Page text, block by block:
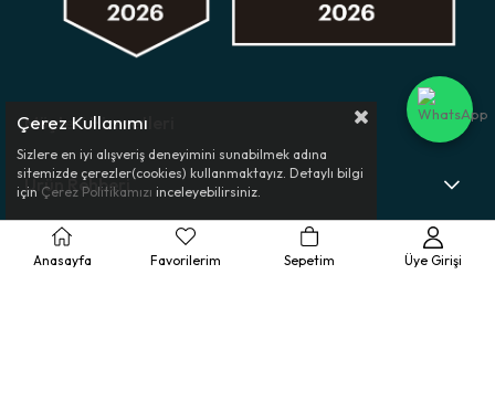
Müşteri Hizmetleri
Ürün Rehberi
Kurumsal
Çerez Kullanımı
Sizlere en iyi alışveriş deneyimini sunabilmek adına
sitemizde çerezler(cookies) kullanmaktayız. Detaylı bilgi
için Çerez Politikamızı inceleyebilirsiniz.
Anasayfa Favorilerim Sepetim Üye Girişi